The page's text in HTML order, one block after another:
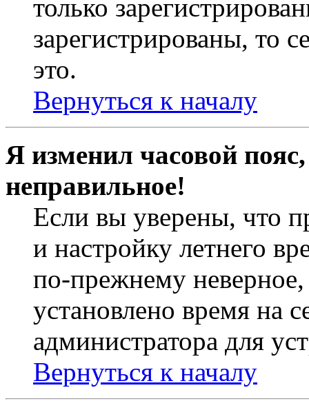
только
зарегистрированы, то
это.
Вернуться к началу
Я изменил часовой
неправильное!
Если вы уверены, что
и настройку летнего
по-прежнему неверное,
установлено время на
администратора для
Вернуться к началу